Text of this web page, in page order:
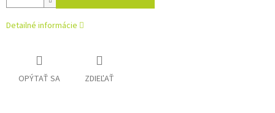
Detailné informácie
OPÝTAŤ SA ZDIEĽAŤ